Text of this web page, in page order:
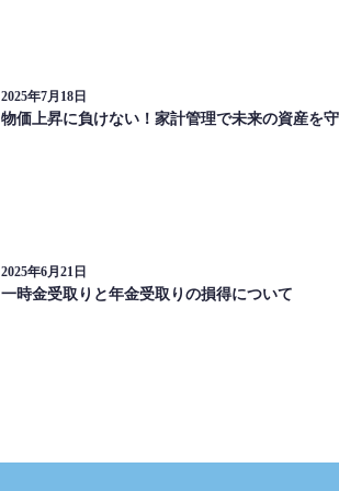
2025年7月18日
物価上昇に負けない！家計管理で未来の資産を
2025年6月21日
一時金受取りと年金受取りの損得について